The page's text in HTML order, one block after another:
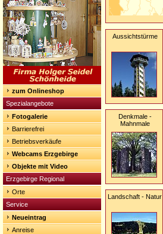
zum Onlineshop
Spezialangebote
Fotogalerie
Barrierefrei
Betriebsverkäufe
Webcams Erzgebirge
Objekte mit Video
Erzgebirge Regional
Orte
Service
Neueintrag
Anreise
Aussichtstürme
Denkmale -
Mahnmale
Landschaft - Natur